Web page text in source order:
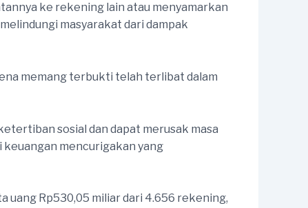
ke rekening lain atau menyamarkan
masyarakat dari dampak
memang terbukti telah terlibat dalam
sosial dan dapat merusak masa
mencurigakan yang
uang Rp530,05 miliar dari 4.656 rekening,